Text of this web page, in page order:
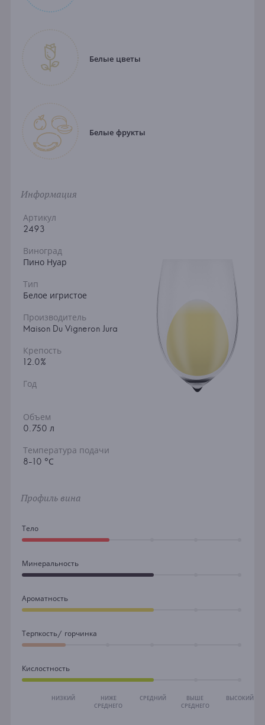
Белые цветы
Белые фрукты
Информация
Артикул
2493
Виноград
Пино Нуар
Тип
Белое игристое
Производитель
Maison Du Vigneron Jura
Крепость
12.0%
Год
Объем
0.750 л
Температура подачи
8-10 °С
Профиль вина
Тело
Минеральность
Ароматность
Терпкость/ горчинка
Кислостность
НИЗКИЙ
НИЖЕ
СРЕДНЕГО
СРЕДНИЙ
ВЫШЕ
СРЕДНЕГО
ВЫСОКИЙ